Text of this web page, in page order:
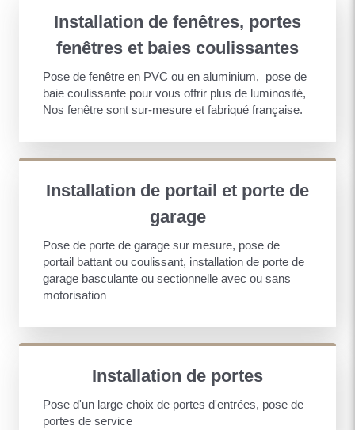
Installation de fenêtres, portes
fenêtres et baies coulissantes
Pose de fenêtre en PVC ou en aluminium, pose de
baie coulissante pour vous offrir plus de luminosité,
Nos fenêtre sont sur-mesure et fabriqué française.
Installation de portail et porte de
garage
Pose de porte de garage sur mesure, pose de
portail battant ou coulissant, installation de porte de
garage basculante ou sectionnelle avec ou sans
motorisation
Installation de portes
Pose d'un large choix de portes d'entrées, pose de
portes de service